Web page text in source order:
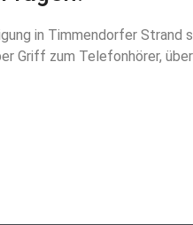
in Timmendorfer Strand
Griff zum Telefonhörer,